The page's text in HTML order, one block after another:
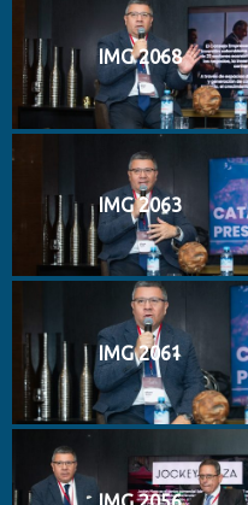
IMG 2068
IMG 2063
IMG 2061